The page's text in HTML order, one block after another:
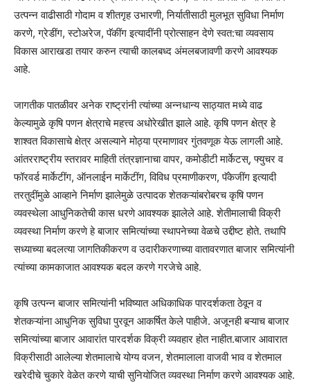
उत्पन्न वाढीसाठी गोदाम व शीतगृह उभारणी, निर्यातीसाठी मुलभूत सुविधा निर्माण
करणे, ग्रेडींग, स्टोअरेज, पॅकींग इत्यादींनी प्रोत्साहन देणे स्वत:चा व्यवसाय
विकास आराखडा तयार करुन त्याची कालबध्द अंमलबजावणी करणे आवश्यक
आहे.
जागतीक पातळीवर अनेक राष्ट्रांनी त्यांच्या अन्नधान्य साठ्यात मध्ये वाढ
केल्यामुळे कृषि पणन क्षेत्राचे महत्त्व अधोरेखीत झाले आहे. कृषि पणन क्षेत्र हे
शाश्वत विकासाचे क्षेत्र असल्याने मोठ्या प्रमाणावर गुंतवणूक येऊ लागली आहे.
आंतरराष्ट्रीय स्तरावर माहिती तंत्रज्ञानाचा वापर, कमोडीटी मार्केटस्, फ्युचर व
फॉरवर्ड मार्केटींग, ऑनलाईन मार्केटींग, विविध प्रमाणीकरण, पॅकेजींग इत्यादी
तरतुदींमुळे आव्हाने निर्माण झालेमुळे उत्पादक शेतकऱ्यांबरोबरच कृषि पणन
व्यवस्थेला आधुनिकतेची कास धरणे आवश्यक झालेले आहे. शेतीमालाची विक्री
व्यवस्था निर्माण करणे हे बाजार समित्यांच्या स्थापनेच्या वेळचे उद्दीष्ट होते. तथापि
सध्याच्या बदलत्या जागतिकीकरण व उदारीकरणाच्या वातावरणात बाजार समित्यांनी
त्यांच्या कामकाजात आवश्यक बदल करणे गरजेचे आहे.
कृषि उत्पन्न बाजार समित्यांनी भविष्यात अधिकाधिक पारदर्शकता ठेवून व
शेतकऱ्यांना आधुनिक सुविधा पुरवून आकर्षित केले पाहीजे. अजूनही बऱ्याच बाजार
समित्यांच्या बाजार आवारांत पारदर्शक विक्री व्यवहार होत नाहीत.बाजार आवारात
विक्रीसाठी आलेल्या शेतमालाचे योग्य वजन, शेतमालाला वाजवी भाव व शेतमाल
खरेदीचे चुकारे वेळेत करणे याची सुनियोजित व्यवस्था निर्माण करणे आवश्यक आहे.